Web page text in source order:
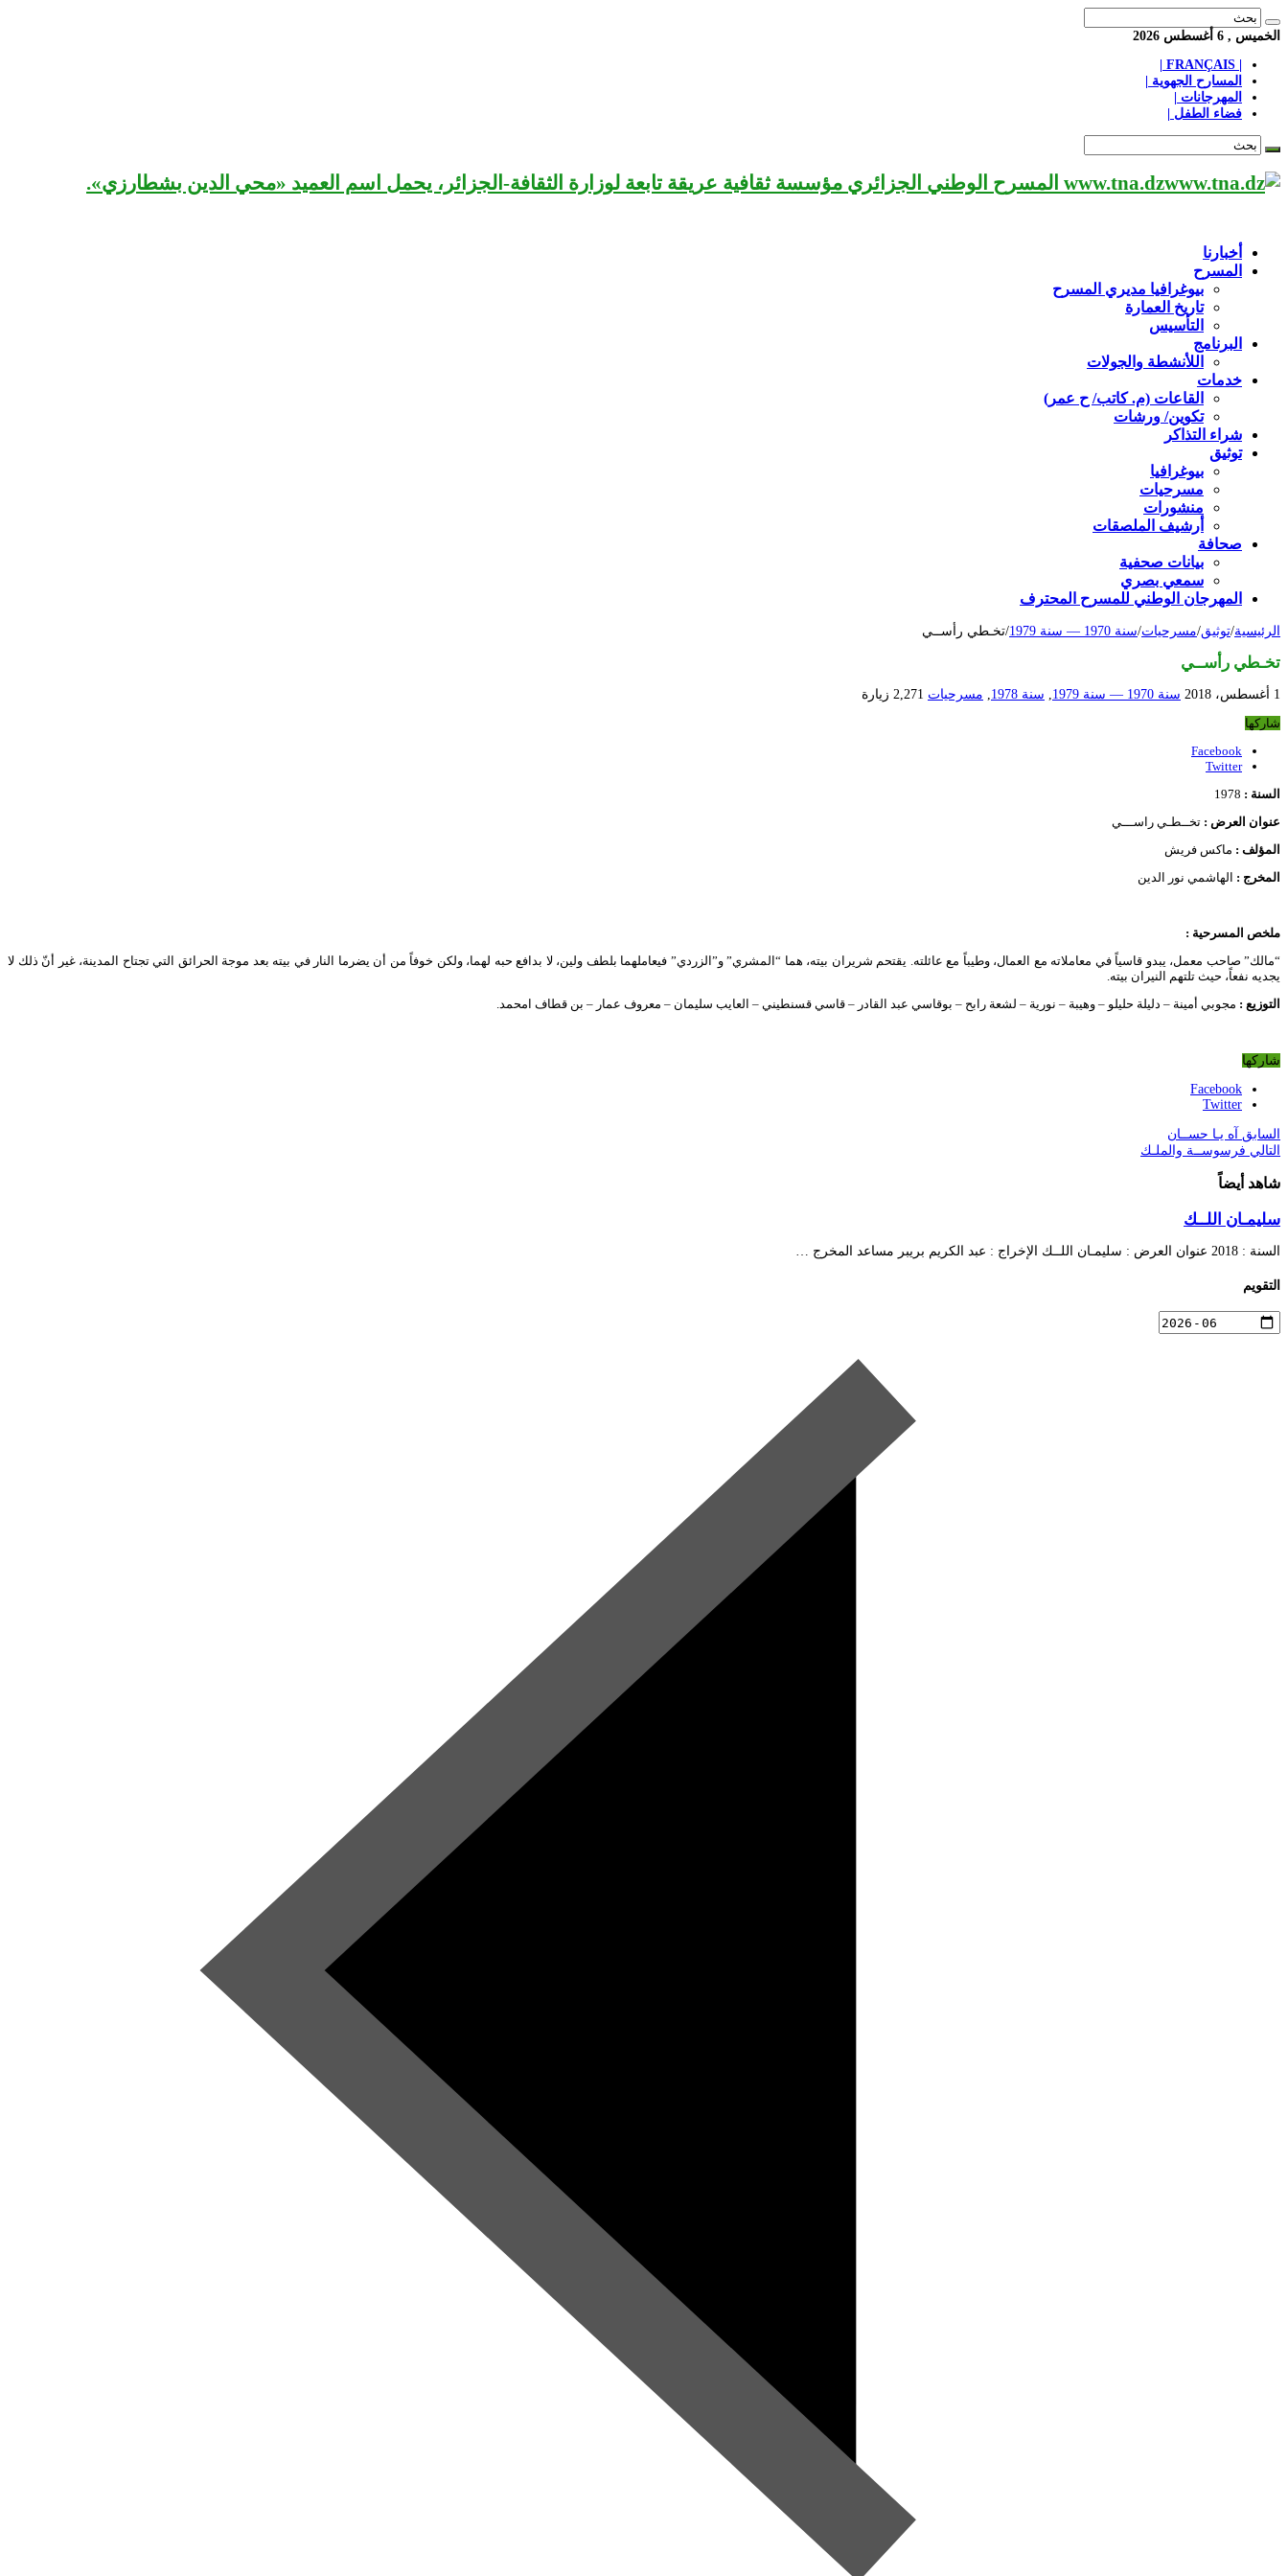
الخميس , 6 أغسطس 2026
المسارح الجهوية |
المهرجانات |
فضاء الطفل |
www.tna.dz المسرح الوطني الجزائري مؤسسة ثقافية عريقة تابعة لوزارة الثقافة-الجزائر، يحمل اسم العميد «محي الدين بشطارزي».
أخبارنا
المسرح
بيوغرافيا مديري المسرح
تاريخ العمارة
التأسيس
البرنامج
اللأنشطة والجولات
خدمات
القاعات (م. كاتب/ ح عمر)
تكوين/ ورشات
شراء التذاكر
توثيق
بيوغرافيا
مسرحيات
منشورات
أرشيف الملصقات
صحافة
بيانات صحفية
سمعي بصري
المهرجان الوطني للمسرح المحترف
الرئيسية/توثيق/مسرحيات/سنة 1970 — سنة 1979 /تخـطي رأســي
تخـطي رأســي
1 أغسطس، 2018 سنة 1970 — سنة 1979 , سنة 1978 , مسرحيات 2,271 زيارة
شاركها
Facebook
Twitter
السنة :
عنوان العرض : تخــطـي راســـي
المؤلف : ماكس فريش
المخرج : الهاشمي نور الدين
ملخص المسرحية :
“مالك” صاحب معمل، يبدو قاسياً في معاملاته مع العمال، وطيباً مع عائلته. يقتحم شريران بيته، هما “المشري” و”الزردي” فيعاملهما بلطف ولين، لا بدافع حبه لهما، ولكن خوفاً من أن يضرما النار في بيته بعد موجة الحرائق التي تجتاح المدينة، غير أنّ ذلك لا
يجديه نفعاً، حيث تلتهم النيران بيته.
التوزيع : مجوبي أمينة – دليلة حليلو – وهيبة – نورية – لشعة رابح – بوقاسي عبد القادر – قاسي قسنطيني – العايب سليمان – معروف عمار – بن قطاف امحمد.
شاركها
Facebook
Twitter
السابق آه يـا حســان
التالي فرسوســة والملـك
شاهد أيضاً
سليمـان اللــك
السنة : 2018 عنوان العرض : سليمـان اللــك الإخراج : عبد الكريم بريبر مساعد المخرج …
التقويم